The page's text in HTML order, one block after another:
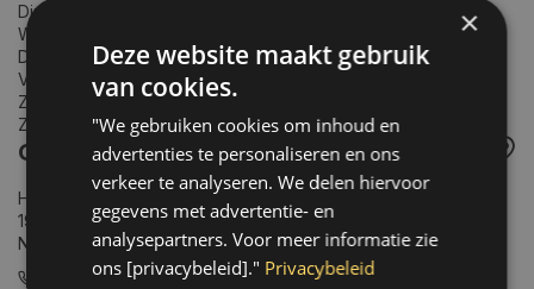
Dinsdag
Woensdag
Donderdag
09.00 -18.00
Vrijdag
Zaterdag
Zondag
Gesloten
Contactgegevens
Het Palet 1B
1906CJ, Limmen
Nederland
06-39119169
×
Deze website maakt gebruik
van cookies.
"We gebruiken cookies om inhoud en
advertenties te personaliseren en ons
verkeer te analyseren. We delen hiervoor
gegevens met advertentie- en
analysepartners. Voor meer informatie zie
ons [privacybeleid]." Privacybeleid